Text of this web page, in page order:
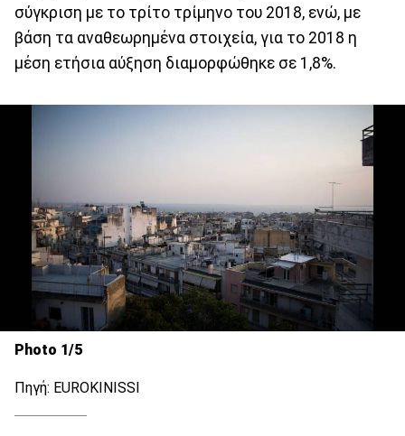
σύγκριση με το τρίτο τρίμηνο του 2018, ενώ, με
βάση τα αναθεωρημένα στοιχεία, για το 2018 η
μέση ετήσια αύξηση διαμορφώθηκε σε 1,8%.
Photo 1/5
Πηγή: EUROKINISSI